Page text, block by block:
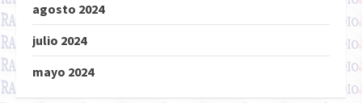
agosto 2024
julio 2024
mayo 2024